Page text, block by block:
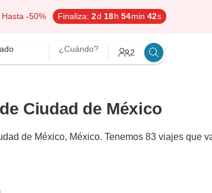
Hasta -50% Finaliza: 2d 18h 54min 41s
¿Cuándo? 2
Ciudad de México
de México, México. Tenemos 83 viajes que